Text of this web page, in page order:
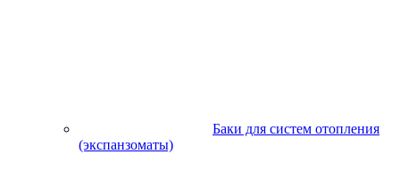
Баки для систем отопления
(экспанзоматы)